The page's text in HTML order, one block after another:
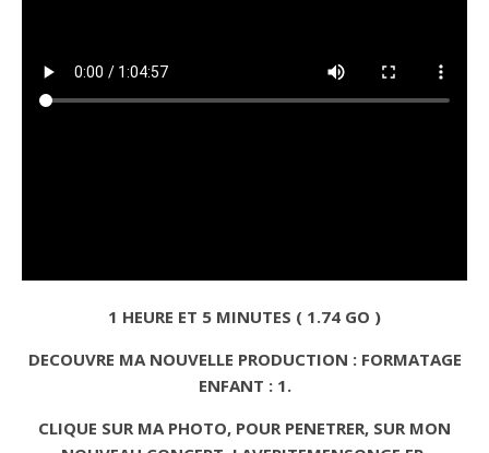
1 HEURE ET 5 MINUTES ( 1.74 GO )
DECOUVRE MA NOUVELLE PRODUCTION : FORMATAGE
ENFANT : 1.
CLIQUE SUR MA PHOTO, POUR PENETRER, SUR MON